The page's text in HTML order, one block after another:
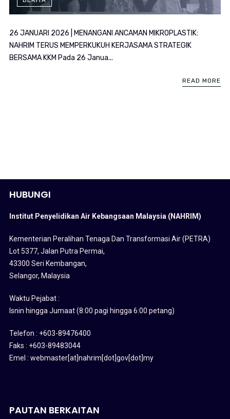
26 JANUARI 2026 | MENANGANI ANCAMAN MIKROPLASTIK:
NAHRIM TERUS MEMPERKUKUH KERJASAMA STRATEGIK
BERSAMA KKM Pada 26 Janua...
READ MORE
HUBUNGI
Institut Penyelidikan Air Kebangsaan Malaysia (NAHRIM)
Kementerian Peralihan Tenaga Dan Transformasi Air (PETRA)
Lot 5377, Jalan Putra Permai,
43300 Seri Kembangan,
Selangor, Malaysia
Waktu Pejabat :
Isnin hingga Jumaat (8:00 pagi hingga 6:00 petang)
Telefon : +603-89476400
Faks : +603-89483044
Emel : webmaster[at]nahrim[dot]gov[dot]my
PAUTAN BERKAITAN